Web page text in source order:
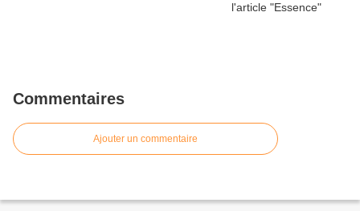
Commentaires
Ajouter un commentaire